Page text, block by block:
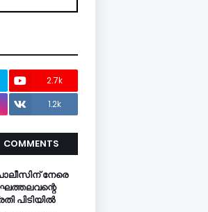
2.7k
1.2k
COMMENTS
നേരെ
പിടിയിൽ